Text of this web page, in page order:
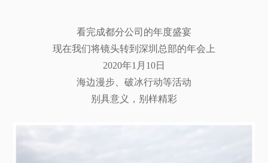
看完成都分公司的年度盛宴
现在我们将镜头转到深圳总部的年会上
2020年1月10日
海边漫步、破冰行动等活动
别具意义，别样精彩